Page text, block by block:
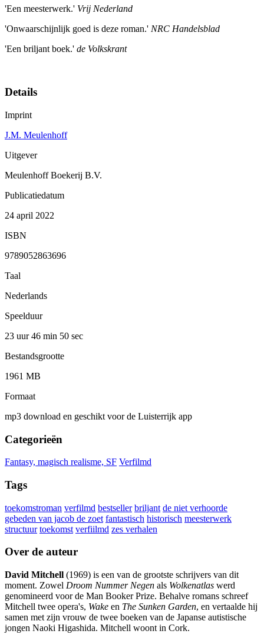
'Een meesterwerk.' Vrij Nederland
'Onwaarschijnlijk goed is deze roman.' NRC Handelsblad
'Een briljant boek.' de Volkskrant
Details
Imprint
J.M. Meulenhoff
Uitgever
Meulenhoff Boekerij B.V.
Publicatiedatum
24 april 2022
ISBN
9789052863696
Taal
Nederlands
Speelduur
23 uur 46 min 50 sec
Bestandsgrootte
1961 MB
Formaat
mp3 download en geschikt voor de Luisterrijk app
Categorieën
Fantasy, magisch realisme, SF Verfilmd
Tags
toekomstroman verfilmd bestseller briljant de niet verhoorde
gebeden van jacob de zoet fantastisch historisch meesterwerk
structuur toekomst verfiilmd zes verhalen
Over de auteur
David Mitchell (1969) is een van de grootste schrijvers van dit
moment. Zowel Droom Nummer Negen als Wolkenatlas werd
genomineerd voor de Man Booker Prize. Behalve romans schreef
Mitchell twee opera's, Wake en The Sunken Garden, en vertaalde hij
samen met zijn vrouw de twee boeken van de Japanse autistische
jongen Naoki Higashida. Mitchell woont in Cork.